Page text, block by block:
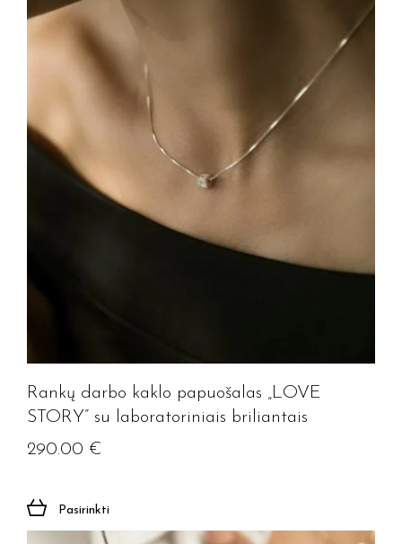
Rankų darbo kaklo papuošalas „LOVE
STORY” su laboratoriniais briliantais
290.00 €
Pasirinkti
Jūsų el. paštas